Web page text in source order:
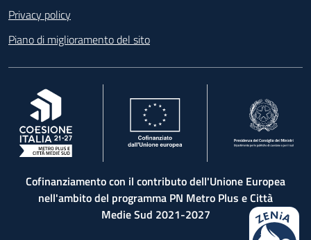
Privacy policy
Piano di miglioramento del sito
, apre in una nuova scheda
Cofinanziamento con il contributo dell'Unione Europea
nell'ambito del programma PN Metro Plus e Città
Medie Sud 2021-2027